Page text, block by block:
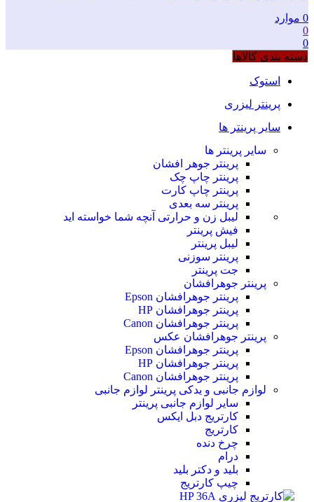
0 موارد
0
0
دسته بندی کالاها
استوک
پرینتر لیزری
سایر پرینتر ها
سایر پرینتر ها
پرینتر جوهر افشان
پرینتر چاپ چک
پرینتر چاپ کارت
پرینتر سه بعدی
لیبل زن و حرارتی آنچه شما خواسته اید
فیش پرینتر
لیبل پرینتر
پرینتر سوزنی
جت پرینتر
پرینتر جوهرافشان
پرینتر جوهرافشان Epson
پرینتر جوهرافشان HP
پرینتر جوهرافشان Canon
پرینتر جوهرافشان عکس
پرینتر جوهرافشان Epson
پرینتر جوهرافشان HP
پرینتر جوهرافشان Canon
لوازم جانبی و یدکی پرینتر لوازم جانبی
سایر لوازم جانبی پرینتر
کارتریج دبل ایکس
کارتریج
چرخ دنده
درام
بلید و دکتر بلید
چیپ کارتریج